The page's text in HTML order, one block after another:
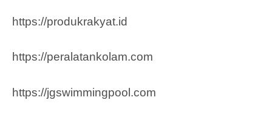
https://produkrakyat.id
https://peralatankolam.com
https://jgswimmingpool.com